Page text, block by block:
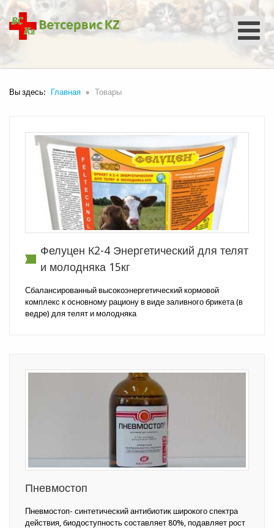
Вы здесь: Главная Товары
Фелуцен К2-4 Энергетический для телят
и молодняка 15кг
Сбалансированный высокоэнергетический кормовой
комплекс к основному рациону в виде заливного брикета (в
ведре) для телят и молодняка
Пневмостоп
Пневмостоп- синтетический антибиотик широкого спектра
действия, биодоступность составляет 80%, подавляет рост